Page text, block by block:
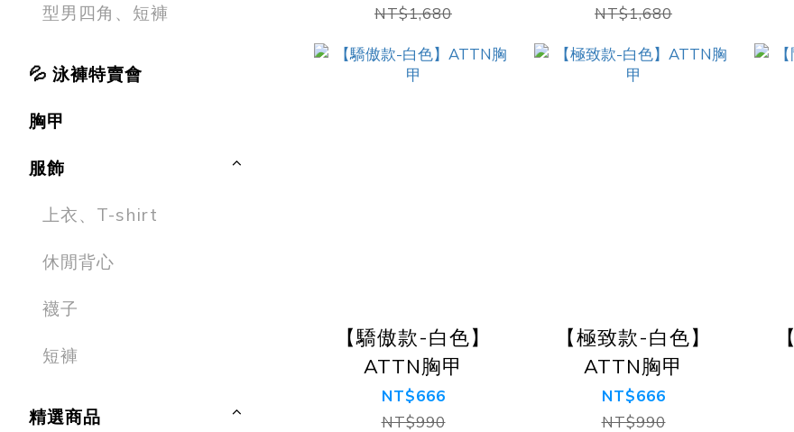
型男四角、短褲
💦 泳褲特賣會
胸甲
服飾
上衣、T-shirt
休閒背心
襪子
短褲
精選商品
胸甲
NT$1,680
整胸甲
NT$1,680
【驕傲款-白色】
ATTN胸甲
NT$666
NT$990
【極致款-白色】
ATTN胸甲
NT$666
NT$990